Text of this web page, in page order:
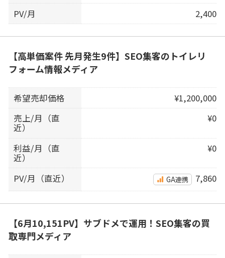
PV/月
2,400
【高単価案件 先月発生9件】SEO集客のトイレリ
フォーム情報メディア
希望売却価格
¥1,200,000
売上/月（直
近）
¥0
利益/月（直
近）
¥0
PV/月（直近） GA連携 7,860
【6月10,151PV】サブドメで運用！SEO集客の買
取専門メディア